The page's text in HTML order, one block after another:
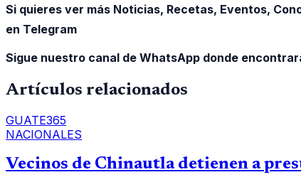
Si quieres ver más Noticias, Recetas, Eventos,
en Telegram
Sigue nuestro canal de WhatsApp donde
Artículos relacionados
GUATE365
NACIONALES
Vecinos de Chinautla detienen a